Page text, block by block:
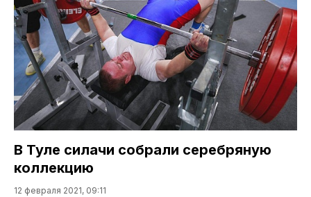
В Туле силачи собрали серебряную
коллекцию
12 февраля 2021, 09:11